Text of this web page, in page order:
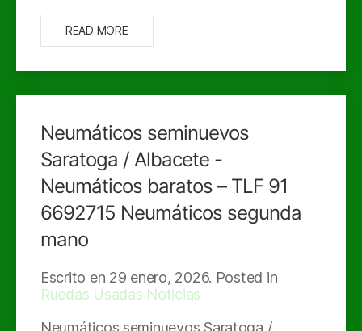
READ MORE
Neumáticos seminuevos
Saratoga / Albacete -
Neumáticos baratos – TLF 91
6692715 Neumáticos segunda
mano
Escrito en 29 enero, 2026. Posted in
Ruedas Usadas Noticias
Neumáticos seminuevos Saratoga /